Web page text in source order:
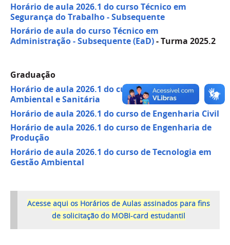
Horário de aula 2026.1 do curso Técnico em
Segurança do Trabalho - Subsequente
Horário de aula do curso Técnico em
Administração - Subsequente (EaD)- Turma 2025.2
Graduação
Horário de aula 2026.1 do curso de Engenharia
Ambiental e Sanitária
Horário de aula 2026.1 do curso de Engenharia Civil
Horário de aula 2026.1 do curso de Engenharia de
Produção
Horário de aula 2026.1 do curso de Tecnologia em
Gestão Ambiental
Acesse aqui os Horários de Aulas assinados para fins
de solicitação do MOBI-card estudantil